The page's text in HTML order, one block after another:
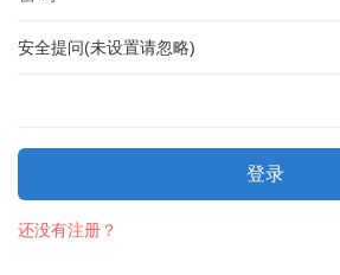
安全提问(未设置请忽略)
登录
还没有注册？